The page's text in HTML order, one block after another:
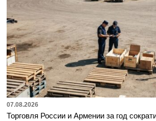
07.08.2026
Торговля России и Армении за год